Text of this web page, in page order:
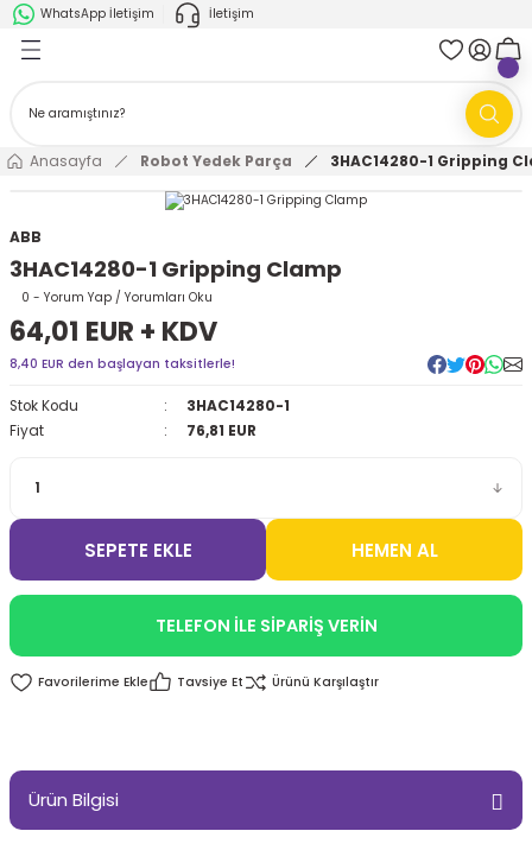
WhatsApp İletişim İletişim
Geri Dön
AMR'ler
Ark Kaynağı Robotları
Boya Robotları
Ark Kaynağı Robotları
Boya Robotları
Cobotlar
Geri Dön
Anasayfa Robot Yedek Parça 3HAC14280-1 Gripping
ABB
3HAC14280-1 Gripping Clamp
0 - Yorum Yap / Yorumları Oku
64,01 EUR + KDV
8,40 EUR den başlayan taksitlerle!
Stok Kodu
3HAC14280-1
Fiyat
76,81 EUR
SEPETE EKLE HEMEN AL
TELEFON İLE SİPARİŞ VERİN
Tavsiye Et Ürünü Karşılaştır
Ürün Bilgisi